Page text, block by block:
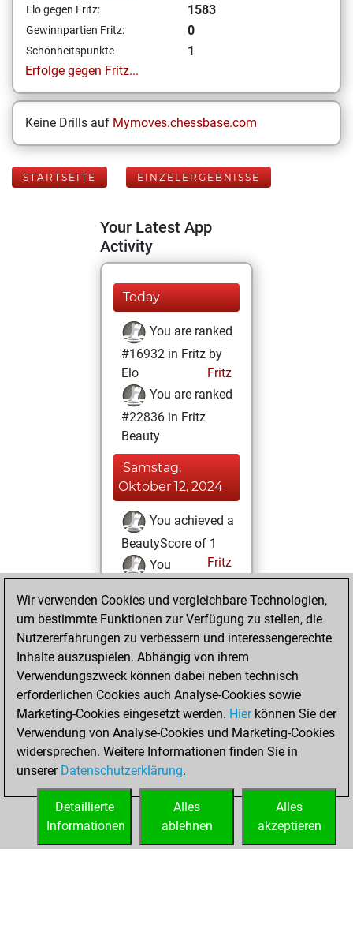
Elo gegen Fritz: 1583
Gewinnpartien Fritz: 0
Schönheitspunkte
1
Erfolge gegen Fritz...
Keine Drills auf Mymoves.chessbase.com
STARTSEITE EINZELERGEBNISSE
Your Latest App
Activity
Today
You are ranked
#16932 in Fritz by
Elo
Fritz
You are ranked
#22836 in Fritz
Beauty
Samstag,
Oktober 12, 2024
You achieved a
BeautyScore of 1
Fritz
You
of 1583
You created
your Fritz account
Dienstag, Januar
18, 2022
You played 4
blitz games
Play
You scored +1
=0 -3 in blitz
Wir verwenden Cookies und vergleichbare Technologien,
um bestimmte Funktionen zur Verfügung zu stellen, die
Nutzererfahrungen zu verbessern und interessengerechte
Inhalte auszuspielen. Abhängig von ihrem
Verwendungszweck können dabei neben technisch
erforderlichen Cookies auch Analyse-Cookies sowie
Marketing-Cookies eingesetzt werden. Hierkönnen Sie der
Verwendung von Analyse-Cookies und Marketing-Cookies
widersprechen. Weitere Informationen finden Sie in
unserer Datenschutzerklärung.
Alles
akzeptieren
Alles
ablehnen
Detaillierte
Informationen